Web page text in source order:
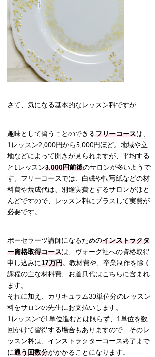
さて、気になる基本的なレッスン料ですが……
趣味として習うことのできるフリーコースは、
1レッスン2,000円から5,000円ほど。地域や立
地などによって開きが見られますが、平均する
と1レッスン3,000円前後のサロンが多いようで
す。フリーコースでは、白磁や転写紙などの材
料費や焼成代は、別途実費とするサロンがほと
んどですので、レッスン料にプラスして実費が
必要です。
ポーセラーツ講師になるためのインストラクタ
ー資格取得コースは、ヴォーグ社への資格取得
申し込みに17万円 。教材費や、卒業制作を除く
課程の主な材料費、お道具代はこちらに含まれ
ます。
それに加え、カリキュラム30単位分のレッスン
料をサロンの先生にお支払いします。
1レッスンで1単位進むとは限らず、1単位を数
回かけて習得する場合もありますので、そのレ
ッスン料は、インストラクターコース終了まで
に通う回数分がかかることになります。